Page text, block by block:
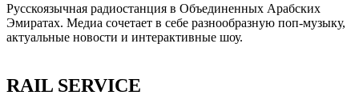
Русскоязычная радиостанция в Объединенных Арабских
Эмиратах. Медиа сочетает в себе разнообразную поп-музыку,
актуальные новости и интерактивные шоу.
RAIL SERVICE